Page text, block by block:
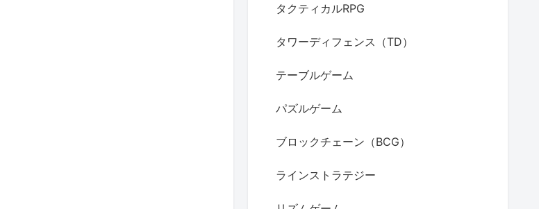
タクティカルRPG
タワーディフェンス（TD）
テーブルゲーム
パズルゲーム
ブロックチェーン（BCG）
ラインストラテジー